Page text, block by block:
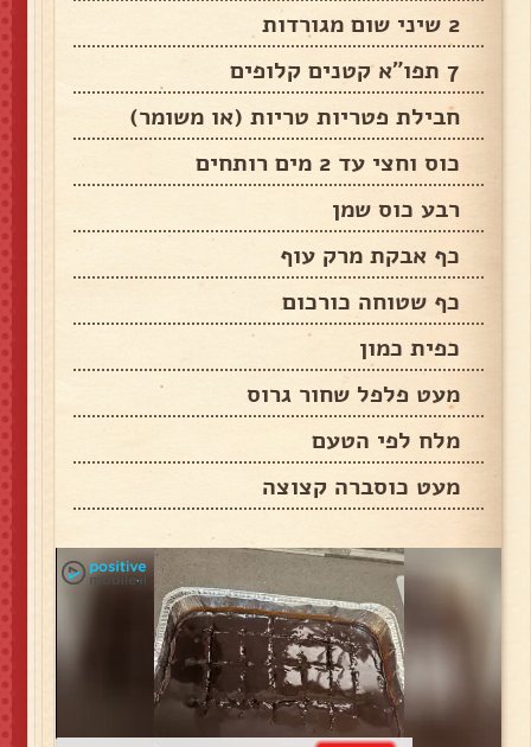
2 שיני שום מגורדות
7 תפו"א קטנים קלופים
חבילת פטריות טריות (או משומר)
כוס וחצי עד 2 מים רותחים
רבע כוס שמן
כף אבקת מרק עוף
כף שטוחה כורכום
כפית כמון
מעט פלפל שחור גרוס
מלח לפי הטעם
מעט כוסברה קצוצה